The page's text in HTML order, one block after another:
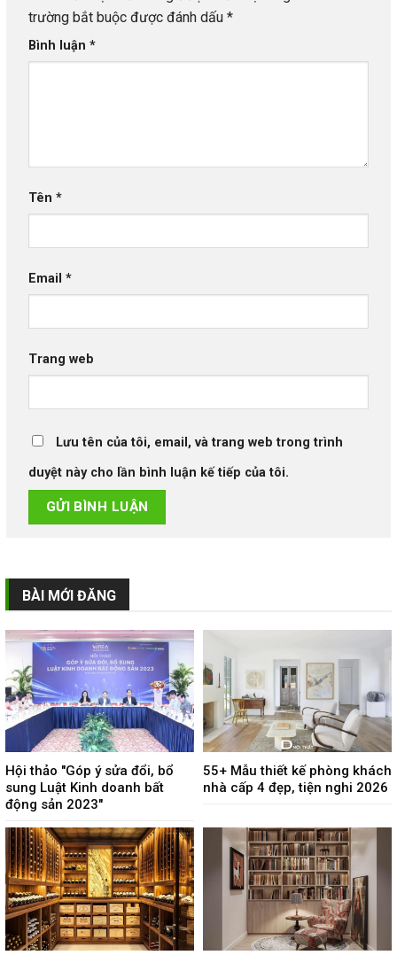
trường bắt buộc được đánh dấu *
Bình luận *
Tên *
Email *
Trang web
Lưu tên của tôi, email, và trang web trong trình
duyệt này cho lần bình luận kế tiếp của tôi.
BÀI MỚI ĐĂNG
Hội thảo "Góp ý sửa đổi, bổ
sung Luật Kinh doanh bất
động sản 2023"
55+ Mẫu thiết kế phòng khách
nhà cấp 4 đẹp, tiện nghi 2026